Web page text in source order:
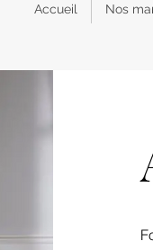
Accueil Nos